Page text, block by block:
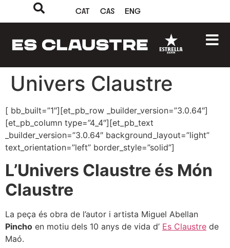
CAT CAS ENG
Univers Claustre
[ bb_built=”1″][et_pb_row _builder_version=”3.0.64″]
[et_pb_column type=”4_4″][et_pb_text
_builder_version=”3.0.64″ background_layout=”light”
text_orientation=”left” border_style=”solid”]
L’Univers Claustre és Món
Claustre
La peça és obra de l’autor i artista Miguel Abellan
Pincho en motiu dels 10 anys de vida d’ Es Claustre de
Maó.